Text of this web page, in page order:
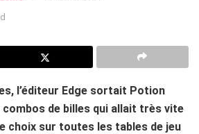
l’éditeur Edge sortait Potion
combos de billes qui allait très vite
choix sur toutes les tables de jeu